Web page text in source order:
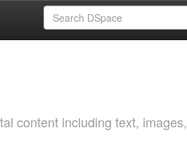
content including text, images,